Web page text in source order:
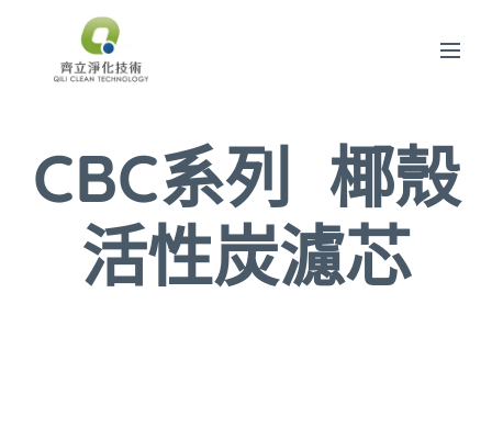
CBC系列 椰殼
活性炭濾芯